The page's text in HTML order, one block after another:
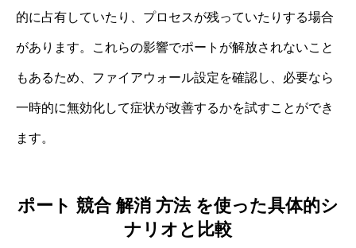
的に占有していたり、プロセスが残っていたりする場合
があります。これらの影響でポートが解放されないこと
もあるため、ファイアウォール設定を確認し、必要なら
一時的に無効化して症状が改善するかを試すことができ
ます。
ポート 競合 解消 方法 を使った具体的シ
ナリオと比較